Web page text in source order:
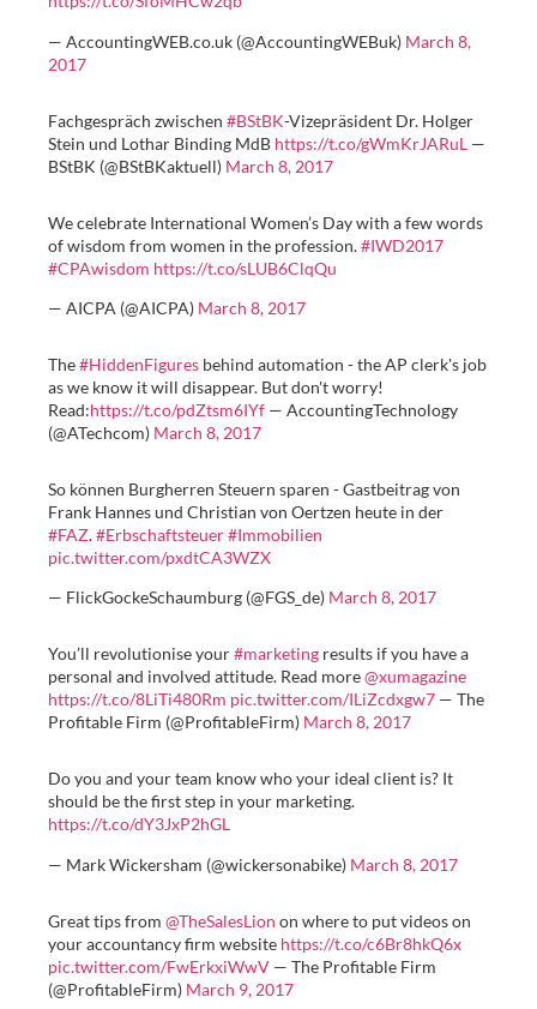
— AccountingWEB.co.uk (@AccountingWEBuk) March 8,
2017
Fachgespräch zwischen #BStBK-Vizepräsident Dr. Holger
Stein und Lothar Binding MdB https://t.co/gWmKrJARuL —
BStBK (@BStBKaktuell) March 8, 2017
We celebrate International Women’s Day with a few words
of wisdom from women in the profession.#IWD2017
#CPAwisdom https://t.co/sLUB6ClqQu
— AICPA (@AICPA) March 8, 2017
The#HiddenFigures behind automation - the AP clerk's job
as we know it will disappear. But don't worry!
Read:https://t.co/pdZtsm6IYf — AccountingTechnology
(@ATechcom) March 8, 2017
So können Burgherren Steuern sparen - Gastbeitrag von
Frank Hannes und Christian von Oertzen heute in der
#FAZ.#Erbschaftsteuer#Immobilien
pic.twitter.com/pxdtCA3WZX
— FlickGockeSchaumburg (@FGS_de) March 8, 2017
You’ll revolutionise your#marketing results if you have a
personal and involved attitude. Read more@xumagazine
https://t.co/8LiTi480Rm pic.twitter.com/ILiZcdxgw7 — The
Profitable Firm (@ProfitableFirm) March 8, 2017
Do you and your team know who your ideal client is? It
should be the first step in your marketing.
https://t.co/dY3JxP2hGL
— Mark Wickersham (@wickersonabike) March 8, 2017
Great tips from @TheSalesLion on where to put videos on
your accountancy firm website https://t.co/c6Br8hkQ6x
pic.twitter.com/FwErkxiWwV — The Profitable Firm
(@ProfitableFirm) March 9, 2017